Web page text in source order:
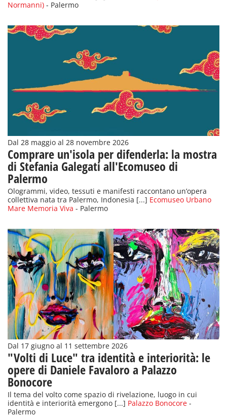
Normanni) - Palermo
Dal 28 maggio al 28 novembre 2026
Comprare un'isola per difenderla: la mostra
di Stefania Galegati all'Ecomuseo di
Palermo
Ologrammi, video, tessuti e manifesti raccontano un’opera
collettiva nata tra Palermo, Indonesia [...] Ecomuseo Urbano
Mare Memoria Viva - Palermo
Dal 17 giugno al 11 settembre 2026
"Volti di Luce" tra identità e interiorità: le
opere di Daniele Favaloro a Palazzo
Bonocore
Il tema del volto come spazio di rivelazione, luogo in cui
identità e interiorità emergono [...] Palazzo Bonocore -
Palermo